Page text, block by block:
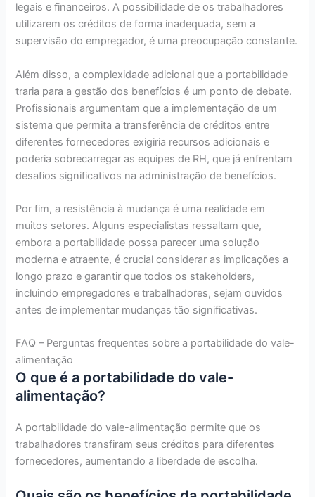
legais e financeiros. A possibilidade de os trabalhadores
utilizarem os créditos de forma inadequada, sem a
supervisão do empregador, é uma preocupação constante.
Além disso, a complexidade adicional que a portabilidade
traria para a gestão dos benefícios é um ponto de debate.
Profissionais argumentam que a implementação de um
sistema que permita a transferência de créditos entre
diferentes fornecedores exigiria recursos adicionais e
poderia sobrecarregar as equipes de RH, que já enfrentam
desafios significativos na administração de benefícios.
Por fim, a resistência à mudança é uma realidade em
muitos setores. Alguns especialistas ressaltam que,
embora a portabilidade possa parecer uma solução
moderna e atraente, é crucial considerar as implicações a
longo prazo e garantir que todos os stakeholders,
incluindo empregadores e trabalhadores, sejam ouvidos
antes de implementar mudanças tão significativas.
FAQ – Perguntas frequentes sobre a portabilidade do vale-
alimentação
O que é a portabilidade do vale-
alimentação?
A portabilidade do vale-alimentação permite que os
trabalhadores transfiram seus créditos para diferentes
fornecedores, aumentando a liberdade de escolha.